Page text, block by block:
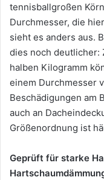
tennisballgroßen
Durchmesser, die
sieht es anders aus.
dies noch deutlicher:
halben Kilogramm
einem Durchmesser
Beschädigungen am
auch an
Größenordnung ist
Geprüft für starke